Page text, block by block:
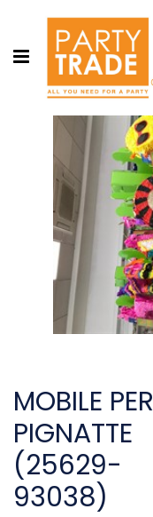
Open menu
MOBILE PER
PIGNATTE
(25629-
93038)